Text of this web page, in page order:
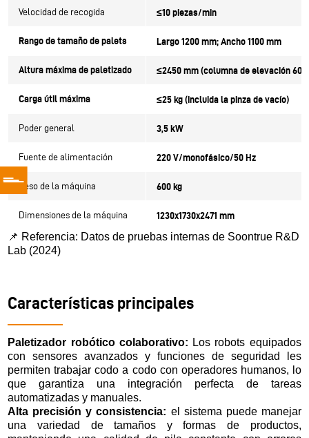
Velocidad de recogida ≤10 piezas/min
Rango de tamaño de palets Largo 1200 mm; Ancho 1100 mm
Altura máxima de paletizado ≤2450 mm (columna de elevación 600
Carga útil máxima ≤25 kg (incluida la pinza de vacío)
Poder general 3,5 kW
Fuente de alimentación 220 V/monofásico/50 Hz
Peso de la máquina 600 kg
Dimensiones de la máquina 1230x1730x2471 mm
📌 Referencia: Datos de pruebas internas de Soontrue R&D
Lab (2024)
Características principales
Paletizador robótico colaborativo: Los robots equipados
con sensores avanzados y funciones de seguridad les
permiten trabajar codo a codo con operadores humanos, lo
que garantiza una integración perfecta de tareas
automatizadas y manuales.
Alta precisión y consistencia: el sistema puede manejar
una variedad de tamaños y formas de productos,